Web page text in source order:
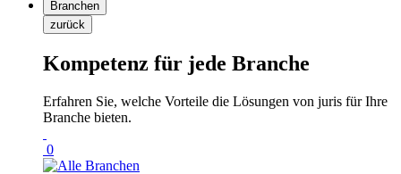
Branchen
zurück
Kompetenz für jede Branche
Erfahren Sie, welche Vorteile die Lösungen von juris für Ihre
Branche bieten.
0